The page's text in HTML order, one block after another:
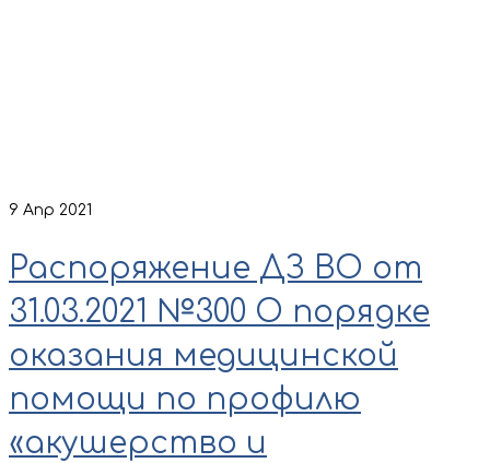
9 Апр 2021
Распоряжение ДЗ ВО от
31.03.2021 №300 О порядке
оказания медицинской
помощи по профилю
«акушерство и